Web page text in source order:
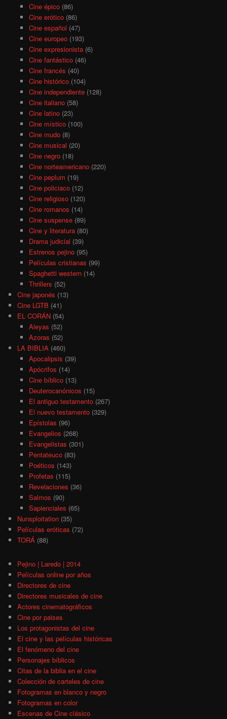
Cine épico(86)
Cine erótico(86)
Cine español (47)
Cine europeo(193)
Cine expresionista(6)
Cine fantástico(46)
Cine francés (40)
Cine histórico(104)
Cine independiente(128)
Cine italiano(58)
Cine latino(23)
Cine místico(100)
Cine mudo(8)
Cine musical (20)
Cine negro(18)
Cine norteamericano(220)
Cine peplum (19)
Cine policiaco(12)
Cine religioso(120)
Cine romanos (14)
Cine suspense(89)
Cine y literatura(80)
Drama judicial (39)
Estrenos pejino(95)
Películas cristianas (99)
Spaghetti western(14)
Thrillers (52)
Cine japonés (13)
Cine LGTB (41)
EL CORÁN (54)
Aleyas (52)
Azoras (52)
LA BIBLIA (460)
Apocalipsis (39)
Apócrifos (14)
Cine bíblico(13)
Deuterocanónicos (15)
El antiguo testamento(267)
El nuevo testamento(329)
Epístolas (96)
Evangelios (268)
Evangelistas (301)
Pentateuco(83)
Poéticos (143)
Profetas (115)
Revelaciones (36)
Salmos (90)
Sapienciales (65)
Nunsploitation (35)
Películas eróticas (72)
TORÁ (88)
Pejino | Laredo | 2014
Películas online por años
Directores de cine
Directores musicales de cine
Actores cinematográficos
Cine por paises
Los protagonistas del cine
El cine y las películas históricas
El fenómeno del cine
Personajes bíblicos
Citas de la biblia en el cine
Colección de carteles de cine
Fotogramas en blanco y negro
Fotogramas en color
Escenas de Cine clásico